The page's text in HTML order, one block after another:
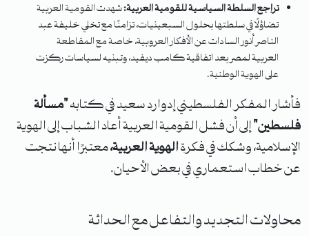
تراجع السلطة السياسية للقومية العربية:شهدت القومية العربية
تضاؤلًا في سلطتها بحلول السبعينيات، تزامنًا مع تخلي خليفة عبد
الناصر أنور السادات عن الأفكار العروبية، خاصة مع المقاطعة
العربية لمصر بعد اتفاقية كامب ديفيد، وتبنيه لسياسات ركزت
على الهوية الوطنية.
فأشار المفكر الفلسطيني إدوارد سعيد في كتابه"مسألة
فلسطين"إلى أن فشل القومية العربية أعاد الشباب إلى الهوية
الإسلامية، وشكك في فكرةالهوية العربية،معتبرًا أنها نتجت
عن خطاب استعماري في بعض الأحيان.
محاولات التجديد والتفاعل مع الحداثة